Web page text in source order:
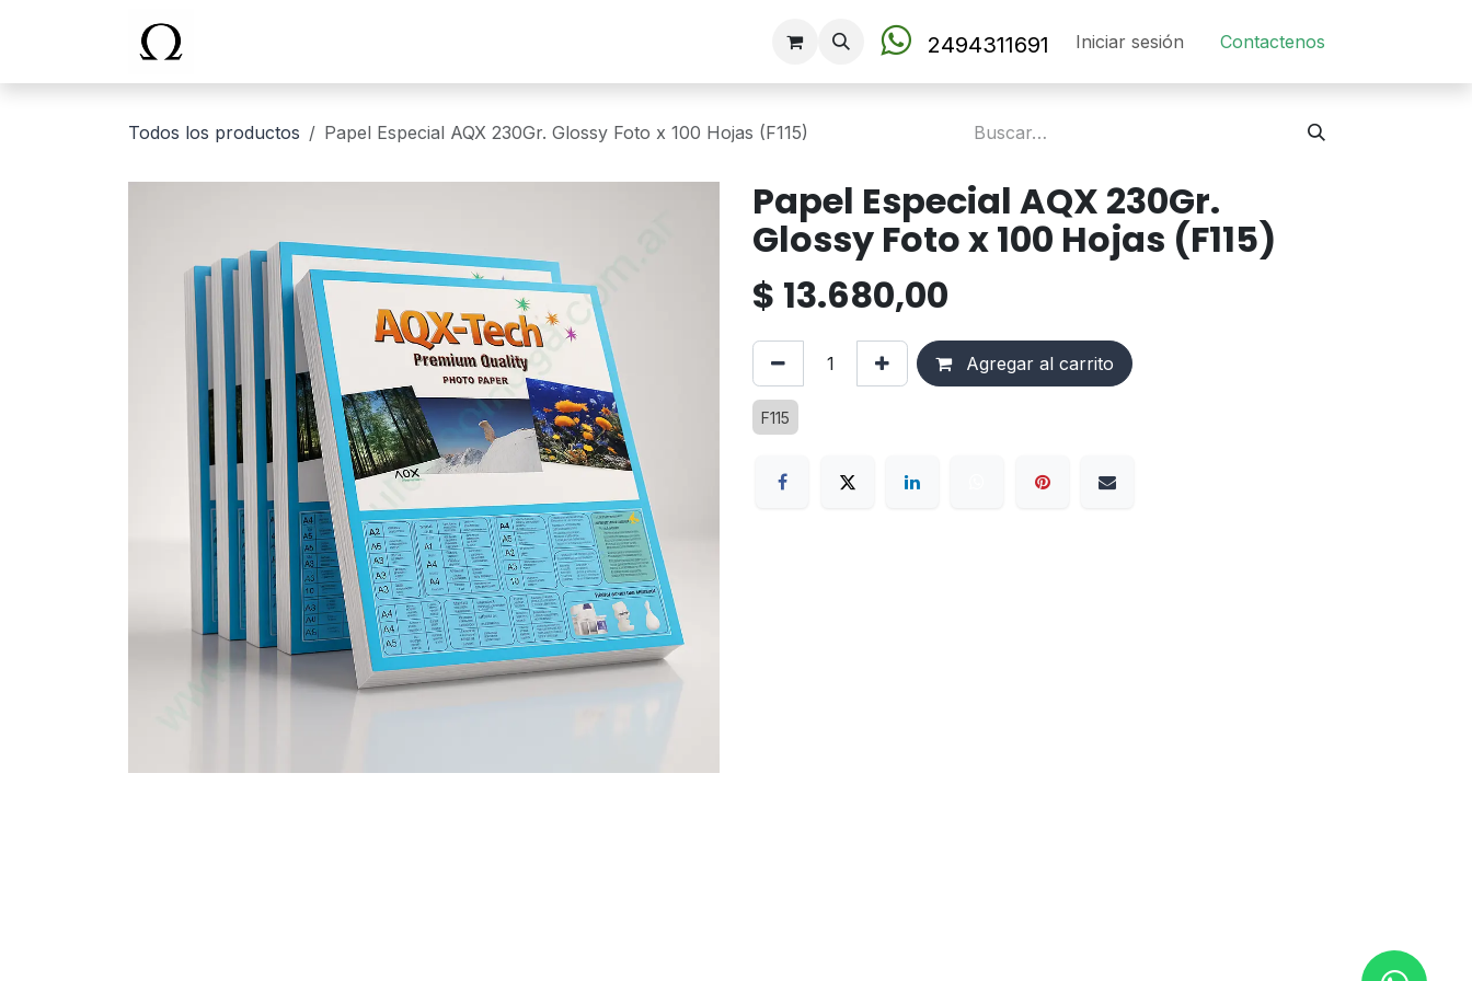
2494311691 Iniciar sesión Contact​en​os​
Todos los productos Papel Especial AQX 230Gr. Glossy Foto x 100 Hojas (F115)
Papel Especial AQX 230Gr.
Glossy Foto x 100 Hojas (F115)
$ 13.680,00
Agregar al carrito
F115